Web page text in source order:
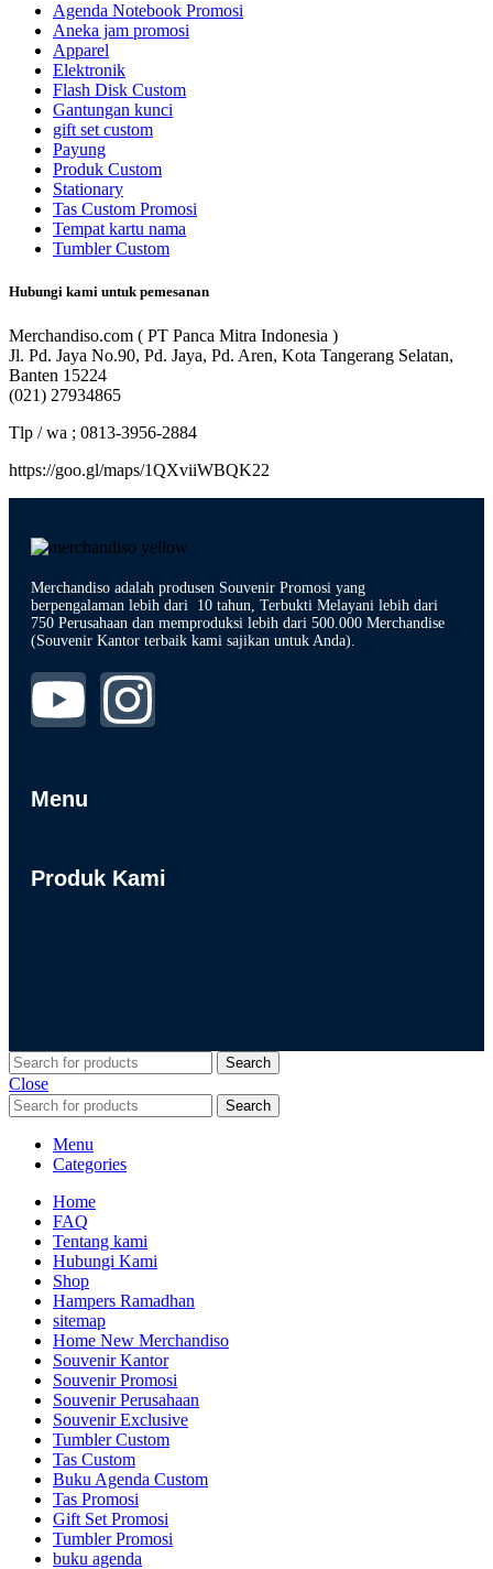
Agenda Notebook Promosi
Aneka jam promosi
Apparel
Elektronik
Flash Disk Custom
Gantungan kunci
gift set custom
Payung
Produk Custom
Stationary
Tas Custom Promosi
Tempat kartu nama
Tumbler Custom
Hubungi kami untuk pemesanan
Merchandiso.com ( PT Panca Mitra Indonesia )
Jl. Pd. Jaya No.90, Pd. Jaya, Pd. Aren, Kota Tangerang Selatan,
Banten 15224
(021) 27934865
Tlp / wa ; 0813-3956-2884
https://goo.gl/maps/1QXviiWBQK22
Merchandiso adalah produsen Souvenir Promosi yang
berpengalaman lebih dari 10 tahun, Terbukti Melayani lebih dari
750 Perusahaan dan memproduksi lebih dari 500.000 Merchandise
(Souvenir Kantor terbaik kami sajikan untuk Anda).
Menu
Produk Kami
Search
Close
Search
Menu
Categories
Home
FAQ
Tentang kami
Hubungi Kami
Shop
Hampers Ramadhan
sitemap
Home New Merchandiso
Souvenir Kantor
Souvenir Promosi
Souvenir Perusahaan
Souvenir Exclusive
Tumbler Custom
Tas Custom
Buku Agenda Custom
Tas Promosi
Gift Set Promosi
Tumbler Promosi
buku agenda